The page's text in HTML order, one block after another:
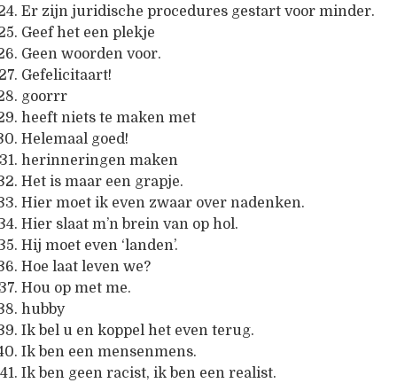
Er zijn juridische procedures gestart voor minder.
Geef het een plekje
Geen woorden voor.
Gefelicitaart!
goorrr
heeft niets te maken met
Helemaal goed!
herinneringen maken
Het is maar een grapje.
Hier moet ik even zwaar over nadenken.
Hier slaat m’n brein van op hol.
Hij moet even ‘landen’.
Hoe laat leven we?
Hou op met me.
hubby
Ik bel u en koppel het even terug.
Ik ben een mensenmens.
Ik ben geen racist, ik ben een realist.